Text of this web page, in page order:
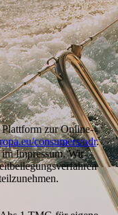
zur Online-
consumers/odr.
Impressum. Wir